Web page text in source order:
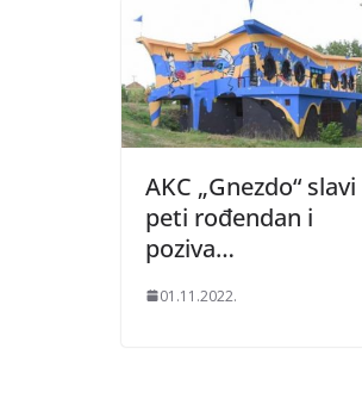
AKC „Gnezdo“ slavi
peti rođendan i
poziva…
01.11.2022.